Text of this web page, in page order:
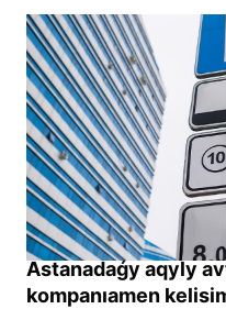
Astanadaǵy aqyly
kompanıamen